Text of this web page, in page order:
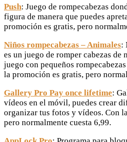
Push: Juego de rompecabezas
figura de manera que puedes
promoción es gratis, pero
Niños rompecabezas – Animales:
es un juego de romper cabezas de
juego con pequeños
la promoción es gratis, pero
Gallery Pro Pay once lifetime:
vídeos en el móvil, puedes crear
organizar tus fotos y vídeos. Con
pero normalmente cuesta 6,99.